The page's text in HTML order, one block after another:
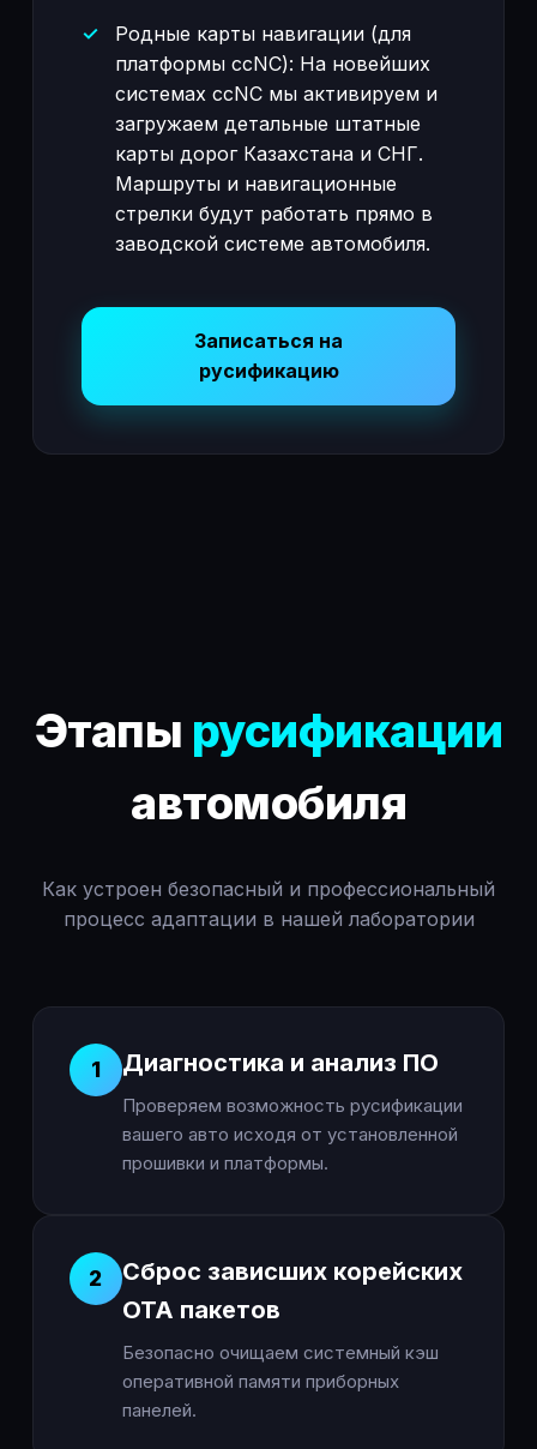
Родные карты навигации (для
платформы ccNC): На новейших
системах ccNC мы активируем и
загружаем детальные штатные
карты дорог Казахстана и СНГ.
Маршруты и навигационные
стрелки будут работать прямо в
заводской системе автомобиля.
Записаться на
русификацию
Этапы русификации
автомобиля
Как устроен безопасный и профессиональный
процесс адаптации в нашей лаборатории
1 Диагностика и анализ ПО
Проверяем возможность русификации
вашего авто исходя от установленной
прошивки и платформы.
2
Сброс зависших корейских
OTA пакетов
Безопасно очищаем системный кэш
оперативной памяти приборных
панелей.